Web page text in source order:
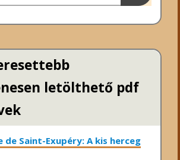
letölthető pdf
de Saint-Exupéry: A kis herceg